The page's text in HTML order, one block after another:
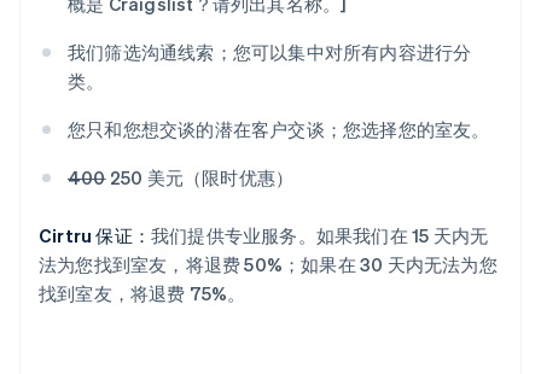
我们筛选沟通线索；您可以集中对所有内容进行分
类。
您只和您想交谈的潜在客户交谈；您选择您的室友。
400250 美元（限时优惠）
Cirtru 保证： 我们提供专业服务。如果我们在 15 天内无
法为您找到室友，将退费 50%；如果在 30 天内无法为您
找到室友，将退费 75%。